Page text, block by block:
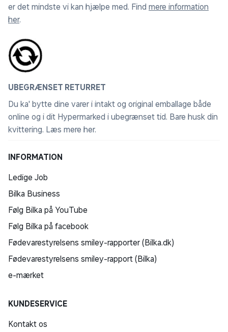
er det mindste vi kan hjælpe med. Find mere information
her.
UBEGRÆNSET RETURRET
Du ka' bytte dine varer i intakt og original emballage både
online og i dit Hypermarked i ubegrænset tid. Bare husk din
kvittering. Læs mere her.
INFORMATION
Ledige Job
Bilka Business
Følg Bilka på YouTube
Følg Bilka på facebook
Fødevarestyrelsens smiley-rapporter (Bilka.dk)
Fødevarestyrelsens smiley-rapport (Bilka)
e-mærket
KUNDESERVICE
Kontakt os